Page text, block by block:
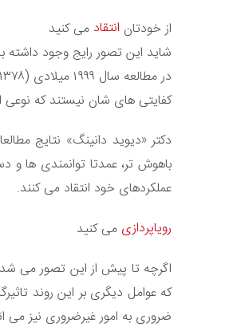
از خودتان انتقاد می کنید
شاید این تصور رایج وجود داشته
کفایتی های شان نیستند که نوعی
باهوش تر، عمدتا توانمندی ها و
عملکردهای خود انتقاد می کنند.
رویاپردازی می کنید
اگرچه تا پیش از این تصور می
که عوامل دیگری بر این روند
ضروری به امور غیرضروری نیز می